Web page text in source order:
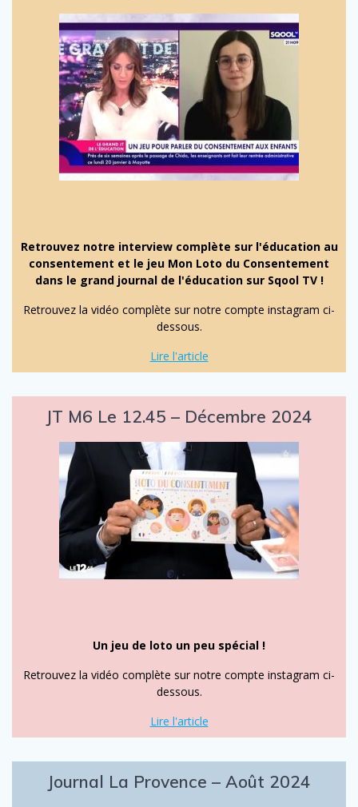
Retrouvez notre interview complète sur l'éducation au
consentement et le jeu Mon Loto du Consentement
dans le grand journal de l'éducation sur Sqool TV !
Retrouvez la vidéo complète sur notre compte instagram ci-
dessous.
Lire l'article
JT M6 Le 12.45 – Décembre 2024
Un jeu de loto un peu spécial !
Retrouvez la vidéo complète sur notre compte instagram ci-
dessous.
Lire l'article
Journal La Provence – Août 2024